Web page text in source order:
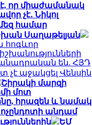
որ միաժամանակ
չէ․ Նիկոլ
համար
Սաղաթելյան
հոգևոր
են. ՀՅԴ
աջակցել Վենսին
Շիրակի մարզի
մոտ
հրազեն և նամակ
անդամ
ԵՄ